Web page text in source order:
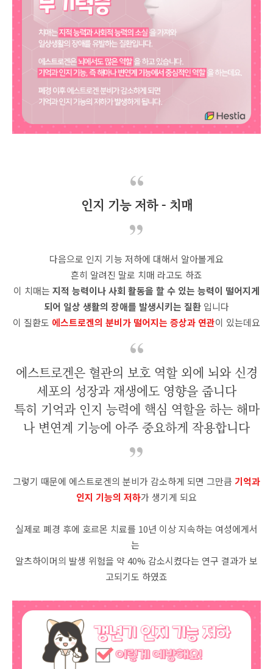
인지 기능 저하 - 치매
다음으로 인지 기능 저하에 대해서 알아볼게요
흔히 알려진 말로 치매 라고도 하죠
이 치매는 지적 능력이나 사회 활동을 할 수 있는 능력이 떨어지게
되어 일상 생활의 장애를 발생시키는 질환 입니다
이 질환도 에스트로겐의 분비가 떨어지는 증상과 연관이 있는데요
에스트로겐은 혈관의 보호 역할 외에 뇌와 신경
세포의 성장과 재생에도 영향을 줍니다
특히 기억과 인지 능력에 핵심 역할을 하는 해마
나 변연계 기능에 아주 중요하게 작용합니다
그렇기 때문에 에스트로겐의 분비가 감소하게 되면 그만큼 기억과
인지 기능의 저하가 생기게 되요
실제로 폐경 후에 호르몬 치료를 10년 이상 지속하는 여성에게서
는
알츠하이머의 발생 위험을 약 40% 감소시켰다는 연구 결과가 보
고되기도 하였죠